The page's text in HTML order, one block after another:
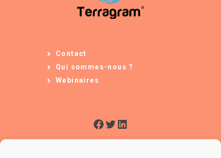
Contact
Qui sommes-nous ?
Webinaires
Facebook
Twitter
LinkedIn